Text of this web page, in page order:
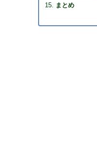
まとめ